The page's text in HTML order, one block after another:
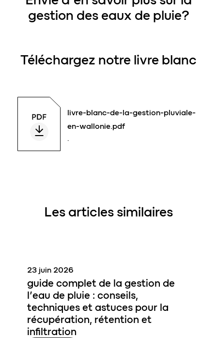
gestion des eaux de pluie?
Téléchargez notre livre blanc
livre-blanc-de-la-gestion-pluviale-
en-wallonie.pdf
.
Les articles similaires
guide complet de la gestion de
l’eau de pluie : conseils,
techniques et astuces pour la
récupération, rétention et
infiltration
23 juin 2026